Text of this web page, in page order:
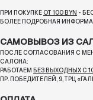
ПРИ ПОКУПКЕ ОТ 100 BYN -
БОЛЕЕ ПОДРОБНАЯ
САМОВЫВОЗ ИЗ
ПОСЛЕ СОГЛАСОВАНИЯ С
САЛОНА:
РАБОТАЕМ БЕЗ ВЫХОДНЫХ С
ПР. ПОБЕДИТЕЛЕЙ, 9, ТРЦ